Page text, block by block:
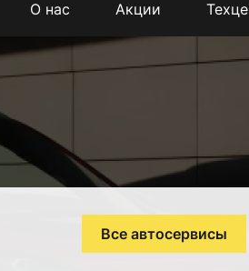
О нас Акции
Все автосервисы